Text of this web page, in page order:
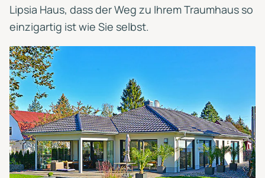
Lipsia Haus, dass der Weg zu Ihrem Traumhaus so
einzigartig ist wie Sie selbst.